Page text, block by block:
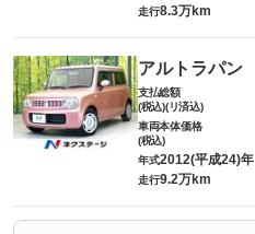
走行8.3万km
アルトラパン
支払総額
(税込)(リ済込)
車両本体価格
(税込)
年式2012(平成24)年
走行9.2万km